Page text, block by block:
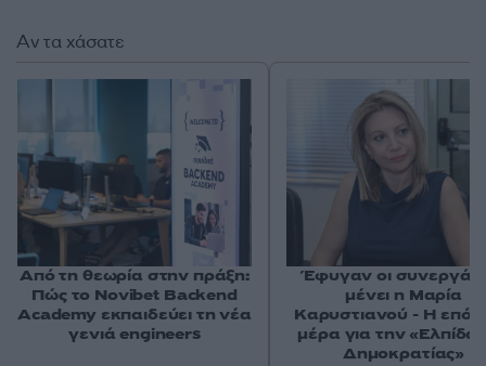
Αν τα χάσατε
Από τη θεωρία στην πράξη:
Πώς το Novibet Backend
Academy εκπαιδεύει τη νέα
γενιά engineers
Έφυγαν οι
μένει η Μαρία
Καρυστιανού - Η
μέρα για την «Ελπίδα
Δημοκρατίας»